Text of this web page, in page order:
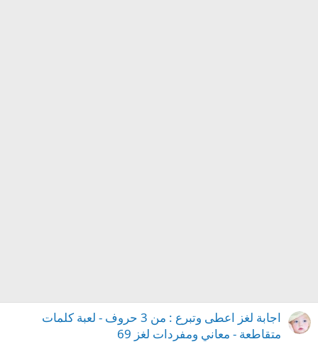
اجابة لغز اعطى وتبرع : من 3 حروف - لعبة كلمات
متقاطعة - معاني ومفردات لغز 69